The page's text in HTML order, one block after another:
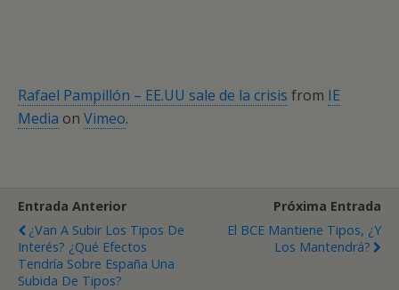
Rafael Pampillón – EE.UU sale de la crisis from IE
Media on Vimeo.
Entrada Anterior
¿Van A Subir Los Tipos De
Interés? ¿Qué Efectos
Tendría Sobre España Una
Subida De Tipos?
Próxima Entrada
El BCE Mantiene Tipos, ¿y
Los Mantendrá?